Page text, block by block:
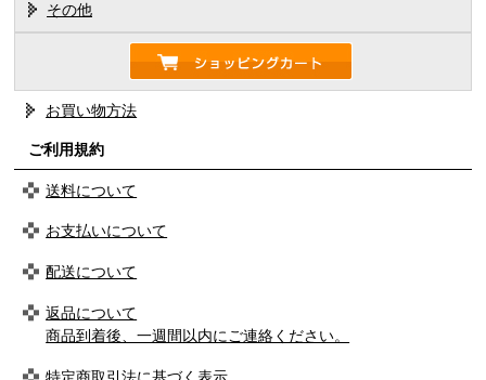
その他
お買い物方法
ご利用規約
送料について
お支払いについて
配送について
返品について
商品到着後、一週間以内にご連絡ください。